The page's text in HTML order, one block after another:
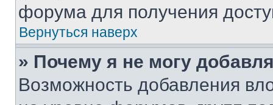
форума для получения
Вернуться наверх
» Почему я не могу
Возможность добавления